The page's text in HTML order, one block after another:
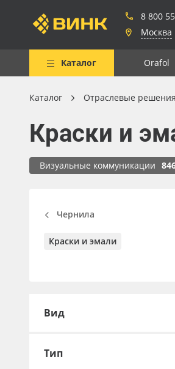
8 800
Москва
Каталог Orafol
Весь каталог
Рулонные материалы
Листовые материалы
Клей, скотчи и крепёж
Мобильные конструкции и
Светотехника
Каталог Отраслевые решения
Краски и
Визуальные коммуникации
Чернила
Краски и эмали
Вид
Тип